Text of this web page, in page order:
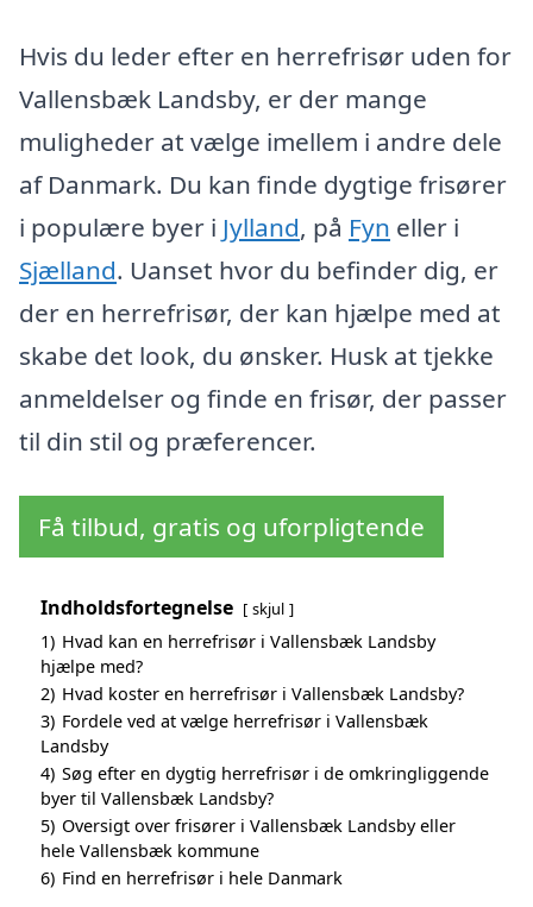
Hvis du leder efter en herrefrisør uden for
Vallensbæk Landsby, er der mange
muligheder at vælge imellem i andre dele
af Danmark. Du kan finde dygtige frisører
i populære byer i Jylland, på Fyn eller i
Sjælland. Uanset hvor du befinder dig, er
der en herrefrisør, der kan hjælpe med at
skabe det look, du ønsker. Husk at tjekke
anmeldelser og finde en frisør, der passer
til din stil og præferencer.
Få tilbud, gratis og uforpligtende
Indholdsfortegnelse skjul
1) Hvad kan en herrefrisør i Vallensbæk Landsby
hjælpe med?
2) Hvad koster en herrefrisør i Vallensbæk Landsby?
3) Fordele ved at vælge herrefrisør i Vallensbæk
Landsby
4) Søg efter en dygtig herrefrisør i de omkringliggende
byer til Vallensbæk Landsby?
5) Oversigt over frisører i Vallensbæk Landsby eller
hele Vallensbæk kommune
6) Find en herrefrisør i hele Danmark